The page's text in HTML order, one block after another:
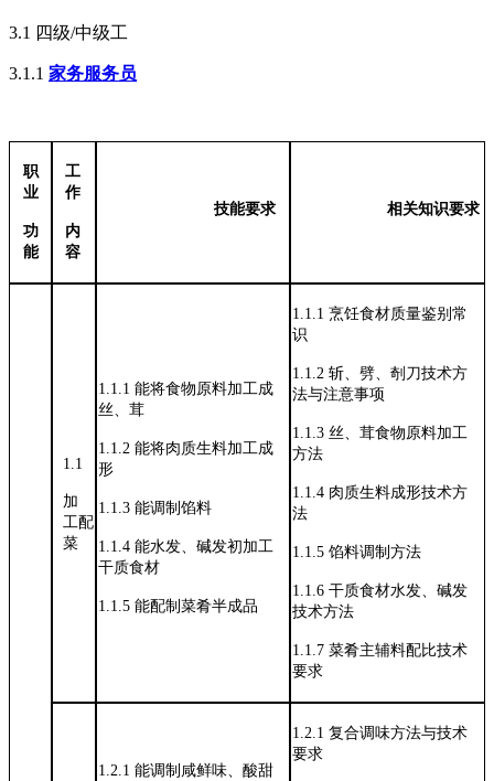
3.1 四级/中级工
3.1.1 家务服务员
职
业
功
能
工
作
内
容
技能要求 相关知识要求
1.1
加
工配
菜
1.1.1能将食物原料加工成
丝、茸
1.1.2能将肉质生料加工成
形
1.1.3能调制馅料
1.1.4能水发、碱发初加工
干质食材
1.1.5能配制菜肴半成品
1.1.1烹饪食材质量鉴别常
识
1.1.2斩、劈、剞刀技术方
法与注意事项
1.1.3丝、茸食物原料加工
方法
1.1.4 肉质生料成形技术方
法
1.1.5馅料调制方法
1.1.6干质食材水发、碱发
技术方法
1.1.7菜肴主辅料配比技术
要求
1.2.1能调制咸鲜味、酸甜
1.2.1复合调味方法与技术
要求